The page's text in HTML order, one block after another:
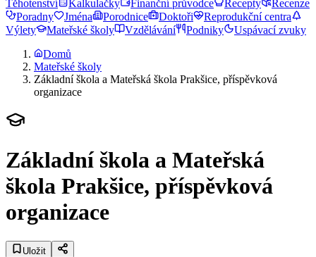
Těhotenství
Kalkulačky Finanční průvodce Recepty
Recenze
Poradny
Jména Porodnice Doktoři
Reprodukční centra
Výlety
Mateřské školy Vzdělávání Podniky
Uspávací zvuky
Domů
Mateřské školy
Základní škola a Mateřská škola Prakšice, příspěvková
organizace
Základní škola a Mateřská
škola Prakšice, příspěvková
organizace
Uložit